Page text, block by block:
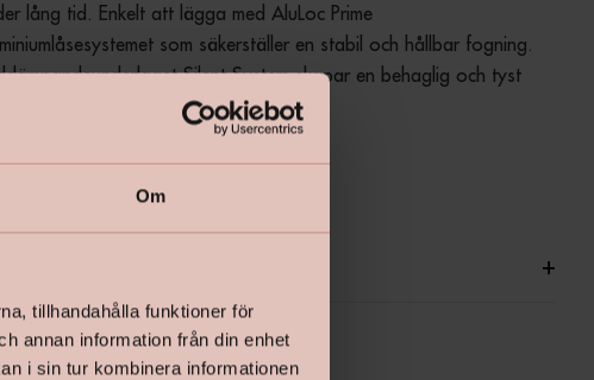
Om
tillhandahålla funktioner för
annan information från din enhet
i sin tur kombinera informationen
lång tid. Enkelt att lägga med AluLoc Prime
som säkerställer en stabil och hållbar fogning.
Silent System skapar en behaglig och tyst
+